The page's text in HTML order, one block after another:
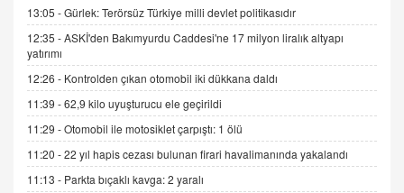
DR. EKREM ASLAN
Cümlesinin Peşinden
19.07.2025 12:45
GÖNÜL MENEKŞE
Şifacının Yolu
04.11.2025 12:56
13:05 -Gürlek: Terörsüz Türkiye milli devlet politikasıdır
12:35 -ASKİ'den Bakımyurdu Caddesi'ne 17 milyon liralık altyapı
yatırımı
12:26 - Kontrolden çıkan otomobil iki dükkana daldı
11:39 -62,9 kilo uyuşturucu ele geçirildi
11:29 -Otomobil ile motosiklet çarpıştı: 1 ölü
11:20 -22 yıl hapis cezası bulunan firari havalimanında yakalandı
11:13 - Parkta bıçaklı kavga: 2 yaralı